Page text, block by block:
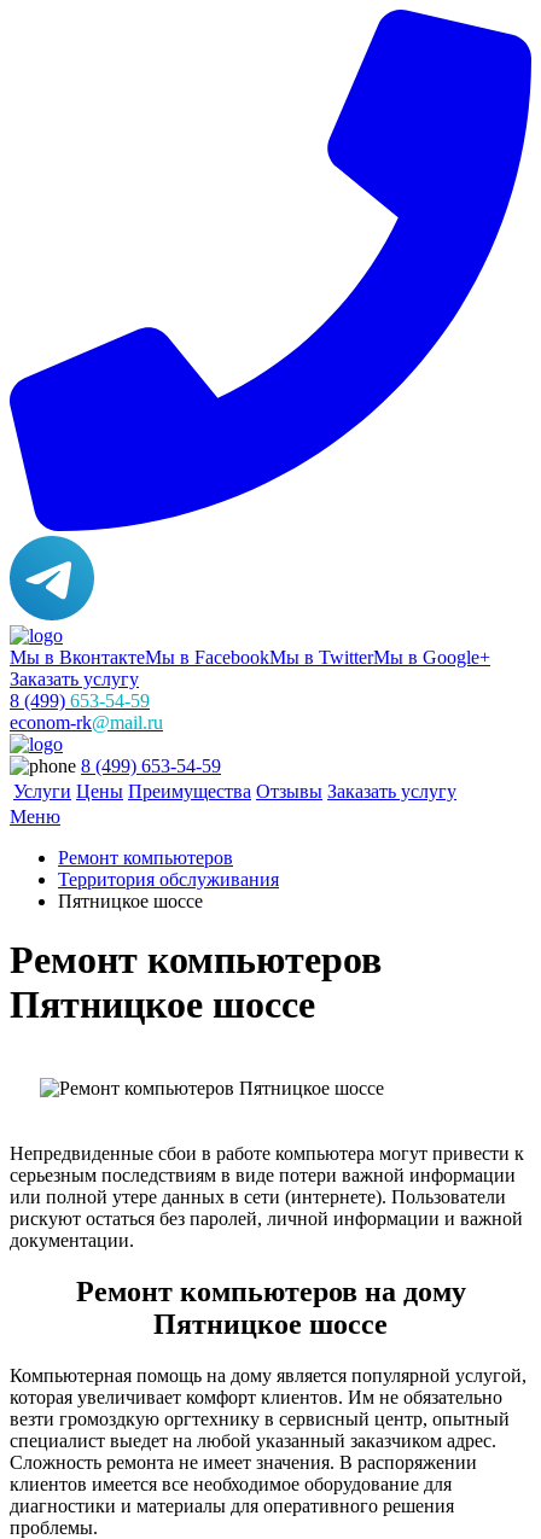
Мы в ВконтактеМы в FacebookМы в TwitterМы в Google+
Заказать услугу
8 (499) 653-54-59
econom-rk@mail.ru
8 (499) 653-54-59
Услуги Цены Преимущества Отзывы Заказать услугу
Меню
Ремонт компьютеров
Территория обслуживания
Пятницкое шоссе
Ремонт компьютеров
Пятницкое шоссе
Непредвиденные сбои в работе компьютера могут привести к
серьезным последствиям в виде потери важной информации
или полной утере данных в сети (интернете). Пользователи
рискуют остаться без паролей, личной информации и важной
документации.
Ремонт компьютеров на дому
Пятницкое шоссе
Компьютерная помощь на дому является популярной услугой,
которая увеличивает комфорт клиентов. Им не обязательно
везти громоздкую оргтехнику в сервисный центр, опытный
специалист выедет на любой указанный заказчиком адрес.
Сложность ремонта не имеет значения. В распоряжении
клиентов имеется все необходимое оборудование для
диагностики и материалы для оперативного решения
проблемы.